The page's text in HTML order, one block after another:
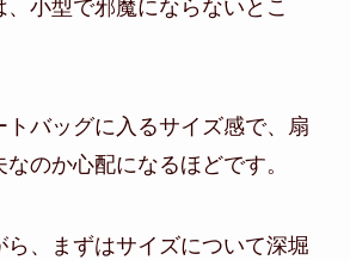
小型で邪魔にならないとこ
トバッグに入るサイズ感で、扇
のか心配になるほどです。
ら、まずはサイズについて深堀